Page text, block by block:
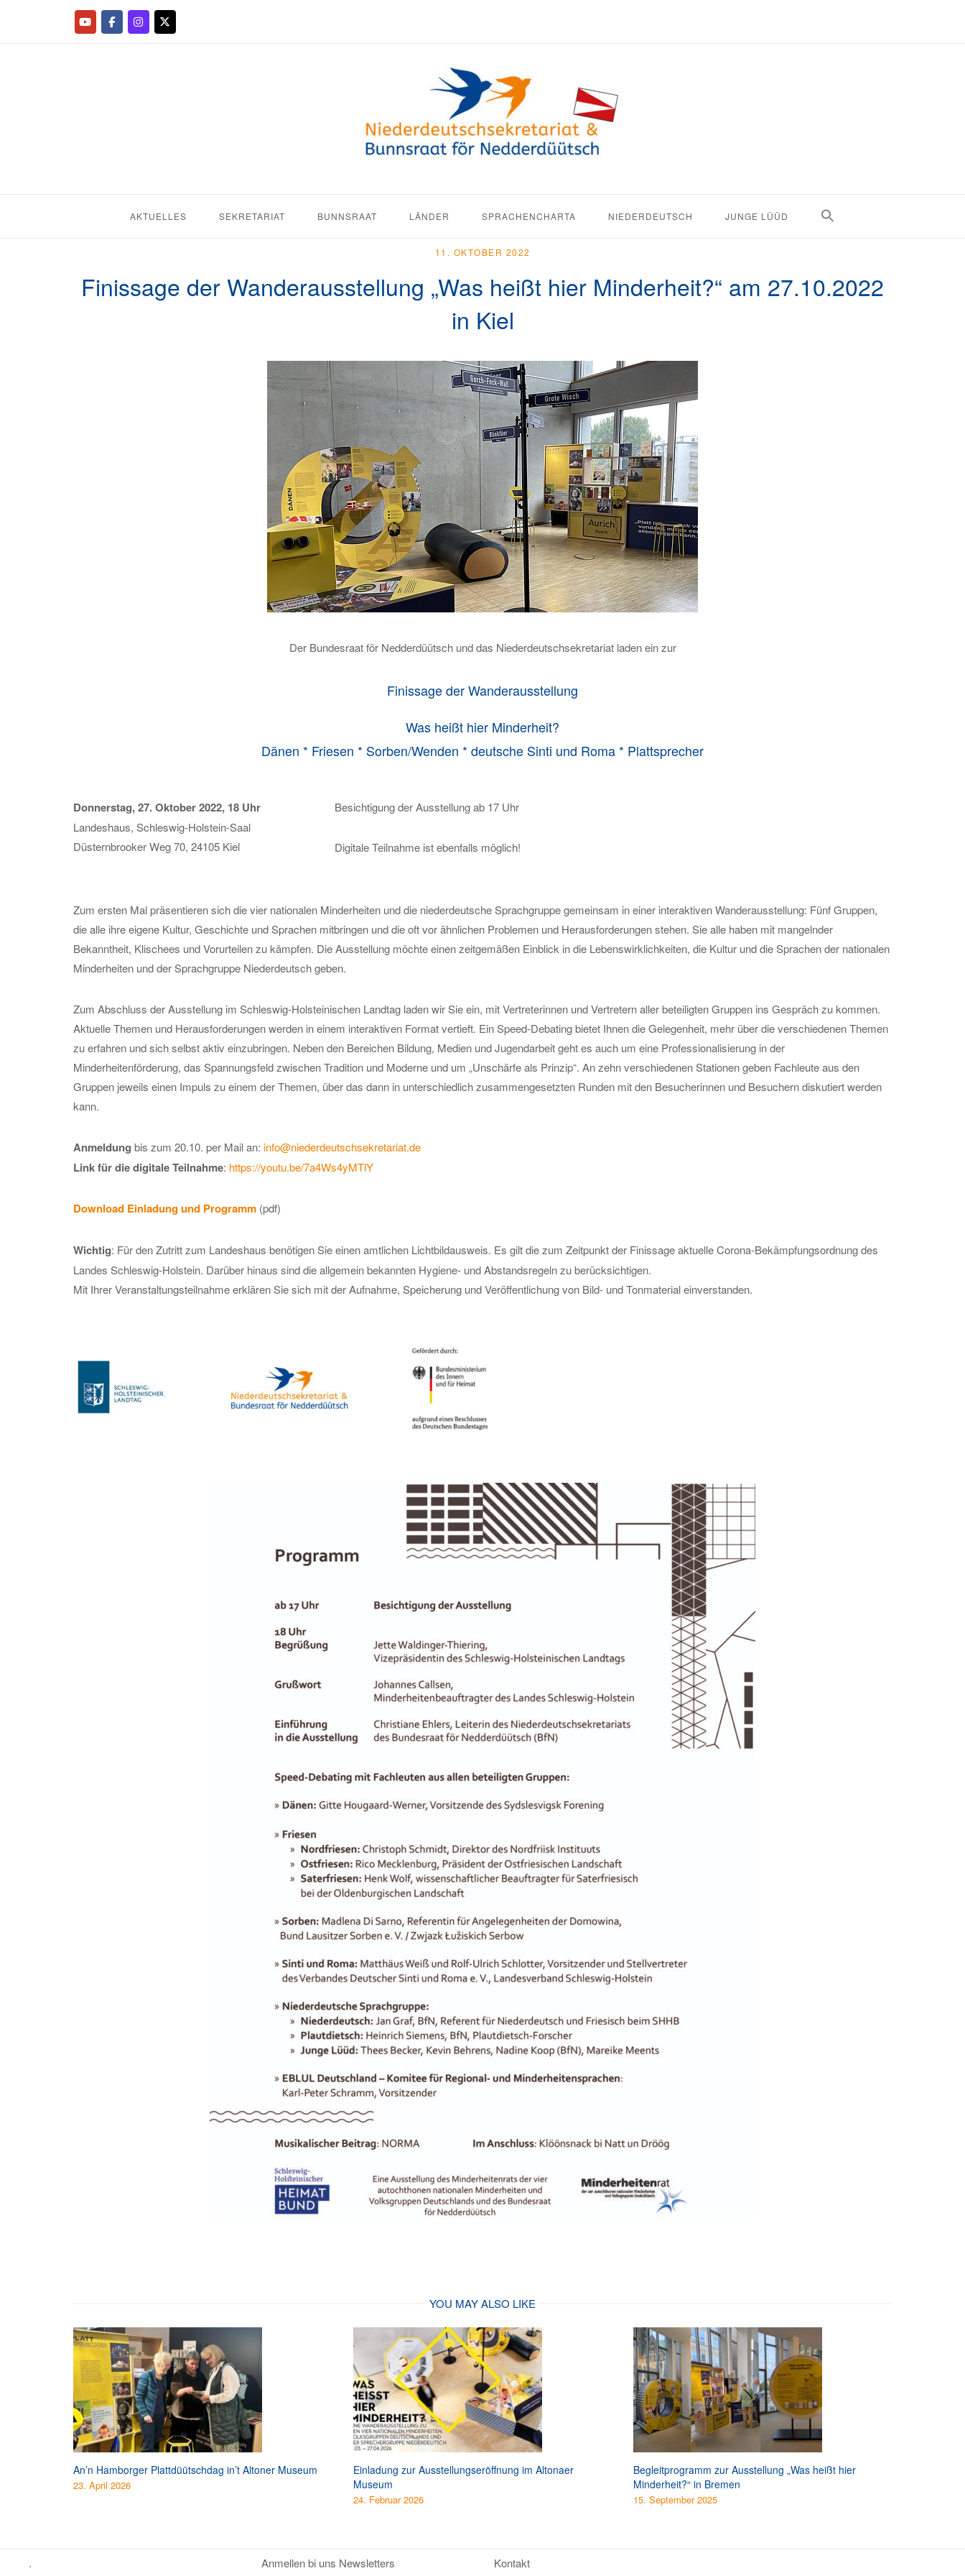
AKTUELLES SEKRETARIAT BUNNSRAAT LÄNDER SPRACHENCHARTA NIEDERDEUTSCH JUNGE LÜÜD
11. OKTOBER 2022
Finissage der Wanderausstellung „Was heißt hier Minderheit?“ am 27.10.2022
in Kiel
Der Bundesraat för Nedderdüütsch und das Niederdeutschsekretariat laden ein zur
Finissage der Wanderausstellung
Was heißt hier Minderheit?
Dänen * Friesen * Sorben/Wenden * deutsche Sinti und Roma * Plattsprecher
Donnerstag, 27. Oktober 2022, 18 Uhr
Landeshaus, Schleswig-Holstein-Saal
Düsternbrooker Weg 70, 24105 Kiel
Besichtigung der Ausstellung ab 17 Uhr
Digitale Teilnahme ist ebenfalls möglich!
Zum ersten Mal präsentieren sich die vier nationalen Minderheiten und die niederdeutsche Sprachgruppe gemeinsam in einer interaktiven Wanderausstellung: Fünf Gruppen,
die alle ihre eigene Kultur, Geschichte und Sprachen mitbringen und die oft vor ähnlichen Problemen und Herausforderungen stehen. Sie alle haben mit mangelnder
Bekanntheit, Klischees und Vorurteilen zu kämpfen. Die Ausstellung möchte einen zeitgemäßen Einblick in die Lebenswirklichkeiten, die Kultur und die Sprachen der nationalen
Minderheiten und der Sprachgruppe Niederdeutsch geben.
Zum Abschluss der Ausstellung im Schleswig-Holsteinischen Landtag laden wir Sie ein, mit Vertreterinnen und Vertretern aller beteiligten Gruppen ins Gespräch zu kommen.
Aktuelle Themen und Herausforderungen werden in einem interaktiven Format vertieft. Ein Speed-Debating bietet Ihnen die Gelegenheit, mehr über die verschiedenen Themen
zu erfahren und sich selbst aktiv einzubringen. Neben den Bereichen Bildung, Medien und Jugendarbeit geht es auch um eine Professionalisierung in der
Minderheitenförderung, das Spannungsfeld zwischen Tradition und Moderne und um „Unschärfe als Prinzip“. An zehn verschiedenen Stationen geben Fachleute aus den
Gruppen jeweils einen Impuls zu einem der Themen, über das dann in unterschiedlich zusammengesetzten Runden mit den Besucherinnen und Besuchern diskutiert werden
kann.
Anmeldung bis zum 20.10. per Mail an: info@niederdeutschsekretariat.de
Link für die digitale Teilnahme: https://youtu.be/7a4Ws4yMTlY
Download Einladung und Programm (pdf)
Wichtig: Für den Zutritt zum Landeshaus benötigen Sie einen amtlichen Lichtbildausweis. Es gilt die zum Zeitpunkt der Finissage aktuelle Corona-Bekämpfungsordnung des
Landes Schleswig-Holstein. Darüber hinaus sind die allgemein bekannten Hygiene- und Abstandsregeln zu berücksichtigen.
Mit Ihrer Veranstaltungsteilnahme erklären Sie sich mit der Aufnahme, Speicherung und Veröffentlichung von Bild- und Tonmaterial einverstanden.
YOU MAY ALSO LIKE
An’n Hamborger Plattdüütschdag in’t Altoner Museum
23. April 2026
Einladung zur Ausstellungseröffnung im Altonaer
Museum
24. Februar 2026
Begleitprogramm zur Ausstellung „Was heißt hier
Minderheit?“ in Bremen
15. September 2025
. Anmellen bi uns Newsletters Kontakt